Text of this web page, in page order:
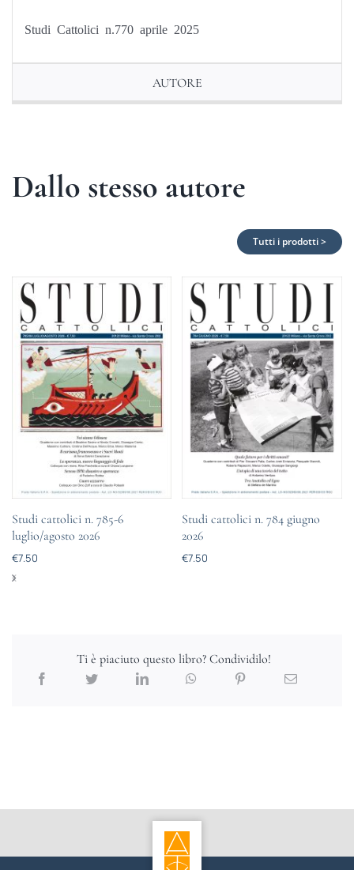
Studi Cattolici n.770 aprile 2025
AUTORE
Dallo stesso autore
Tutti i prodotti >
Studi cattolici n. 785-6
luglio/agosto 2026
€7.50
Studi cattolici n. 784 giugno
2026
€7.50
Ti è piaciuto questo libro? Condividilo!